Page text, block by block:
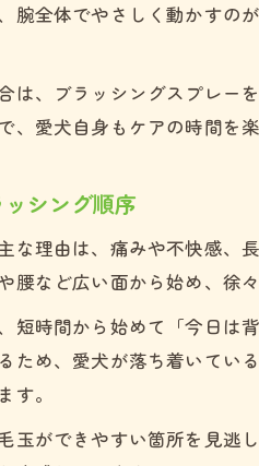
腕全体でやさしく動かす
は、ブラッシングスプレ
愛犬自身もケアの時間を
シング順序
な理由は、痛みや不快感
腰など広い面から始め、徐
短時間から始めて「今日は
ため、愛犬が落ち着いて
す。
玉ができやすい箇所を見